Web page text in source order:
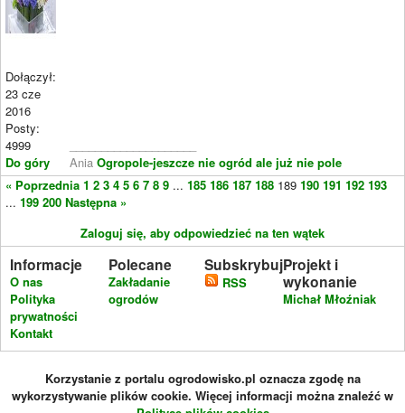
Dołączył:
23 cze
2016
Posty:
4999
Do góry
Ania Ogropole-jeszcze nie ogród ale już nie pole
« Poprzednia 1 2 3 4 5 6 7 8 9 ... 185 186 187 188 189 190 191 192 193
... 199 200 Następna »
Zaloguj się, aby odpowiedzieć na ten wątek
Informacje
O nas
Polityka
prywatności
Kontakt
Polecane
Zakładanie
ogrodów
Subskrybuj
RSS
Projekt i
wykonanie
Michał Młoźniak
Korzystanie z portalu ogrodowisko.pl oznacza zgodę na
wykorzystywanie plików cookie. Więcej informacji można znaleźć w